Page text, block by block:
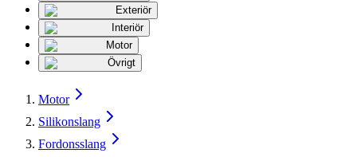
Exteriör
Interiör
Motor
Övrigt
Motor
Silikonslang
Fordonsslang